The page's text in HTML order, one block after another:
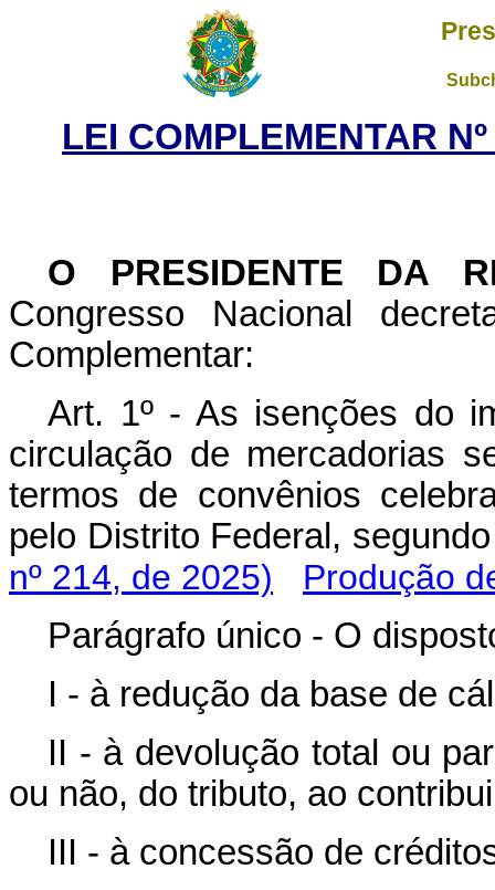
LEI COMPLEMENTAR
O PRESIDENTE DA
Congresso Nacional
Complementar:
Art. 1º - As isenções do
circulação de mercadorias
termos de convênios
pelo Distrito Federal,
nº 214, de 2025)
Produção
Parágrafo único - O
I - à redução da base de
II - à devolução total ou
ou não, do tributo, ao
III - à concessão de